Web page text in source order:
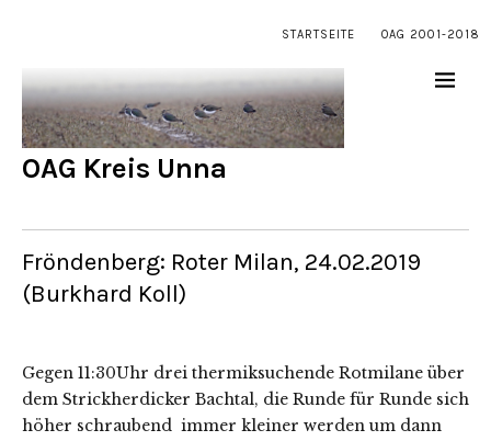
STARTSEITE OAG 2001-2018
OAG Kreis Unna
Fröndenberg: Roter Milan, 24.02.2019
(Burkhard Koll)
Gegen 11:30Uhr drei thermiksuchende Rotmilane über
dem Strickherdicker Bachtal, die Runde für Runde sich
höher schraubend immer kleiner werden um dann